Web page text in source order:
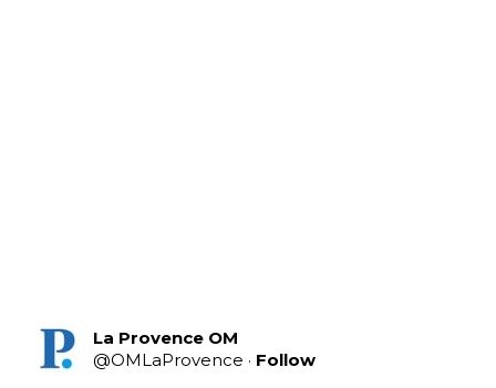
La Provence OM
@OMLaProvence · Follow